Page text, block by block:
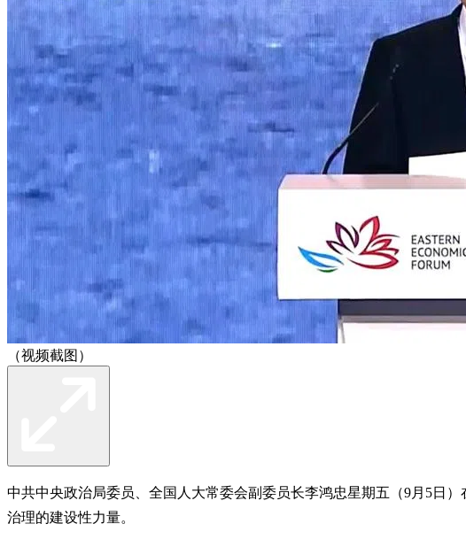
（视频截图）
中共中央政治局委员、全国人大常委会副委员长李鸿忠星期五（9月5日
治理的建设性力量。